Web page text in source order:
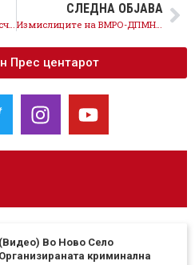
Арсовска излажа дека ги исчистила депониите, диви депонии никнуваат низ сите скопски општини
СЛЕДНА ОБЈАВА
Измислиците на ВМРО-ДПМНЕ не можат да ја прикријат деструктивноста и неработењето на нивните градоначалници
Прес центарот
(Видео) Во Ново Село
Организираната криминална